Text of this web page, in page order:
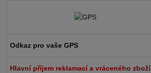
Odkaz pro vaše GPS
Hlavní příjem reklamací a vráceného zboží